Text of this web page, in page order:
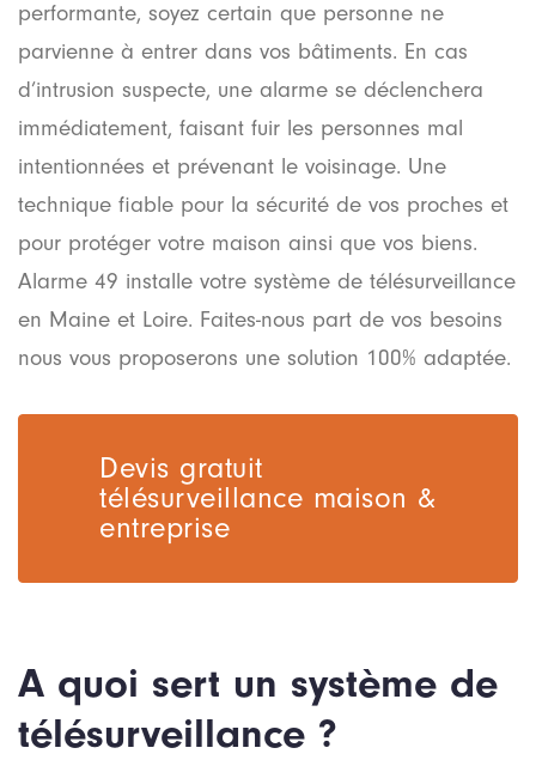
performante, soyez certain que personne ne
parvienne à entrer dans vos bâtiments. En cas
d’intrusion suspecte, une alarme se déclenchera
immédiatement, faisant fuir les personnes mal
intentionnées et prévenant le voisinage. Une
technique fiable pour la sécurité de vos proches et
pour protéger votre maison ainsi que vos biens.
Alarme 49 installe votre système de télésurveillance
en Maine et Loire. Faites-nous part de vos besoins
nous vous proposerons une solution 100% adaptée.
Devis gratuit
télésurveillance maison &
entreprise
A quoi sert un système de
télésurveillance ?